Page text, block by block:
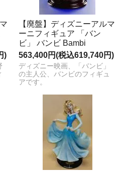
)
【廃盤】ディズニーアルマ
ーニフィギュア 「バン
ビ」 バンビ Bambi
563,400円(税込619,740円)
ディズニー映画、「バンビ」
の主人公、バンビのフィギュ
アです。